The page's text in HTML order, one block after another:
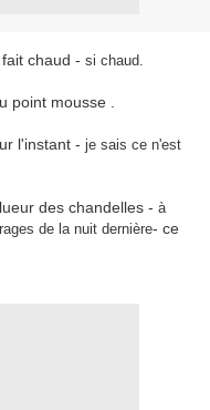
chaud - si chaud.
point mousse .
l'instant - je sais ce n'est
des chandelles - à
de la nuit dernière- ce